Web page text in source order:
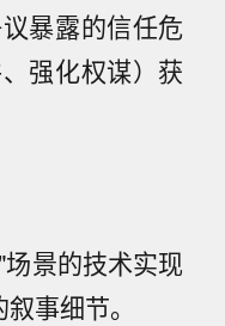
暴露的信任危
强化权谋）获
景的技术实现
事细节。